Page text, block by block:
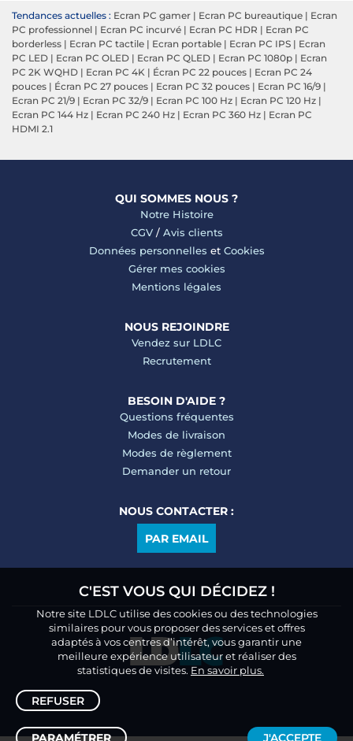
Tendances actuelles : Ecran PC gamer | Ecran PC bureautique | Ecran
PC professionnel | Ecran PC incurvé | Ecran PC HDR | Ecran PC
borderless | Ecran PC tactile | Ecran portable | Ecran PC IPS | Ecran
PC LED | Ecran PC OLED | Ecran PC QLED | Ecran PC 1080p | Ecran
PC 2K WQHD | Ecran PC 4K | Écran PC 22 pouces | Ecran PC 24
pouces | Écran PC 27 pouces | Ecran PC 32 pouces | Ecran PC 16/9 |
Ecran PC 21/9 | Ecran PC 32/9 | Ecran PC 100 Hz | Ecran PC 120 Hz |
Ecran PC 144 Hz | Ecran PC 240 Hz | Ecran PC 360 Hz | Ecran PC
HDMI 2.1
QUI SOMMES NOUS ?
Notre Histoire
CGV/ Avis clients
Données personnelles et Cookies
Gérer mes cookies
Mentions légales
NOUS REJOINDRE
Vendez sur LDLC
Recrutement
BESOIN D'AIDE ?
Questions fréquentes
Modes de livraison
Modes de règlement
Demander un retour
NOUS CONTACTER :
PAR EMAIL
C'EST VOUS QUI DÉCIDEZ !
Notre site LDLC utilise des cookies ou des technologies
similaires pour vous proposer des services et offres
adaptés à vos centres d’intérêt, vous garantir une
meilleure expérience utilisateur et réaliser des
statistiques de visites. En savoir plus.
REFUSER
PARAMÉTRER J'ACCEPTE